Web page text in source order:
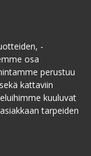
-
osa
perustuu
kattaviin
kuuluvat
tarpeiden